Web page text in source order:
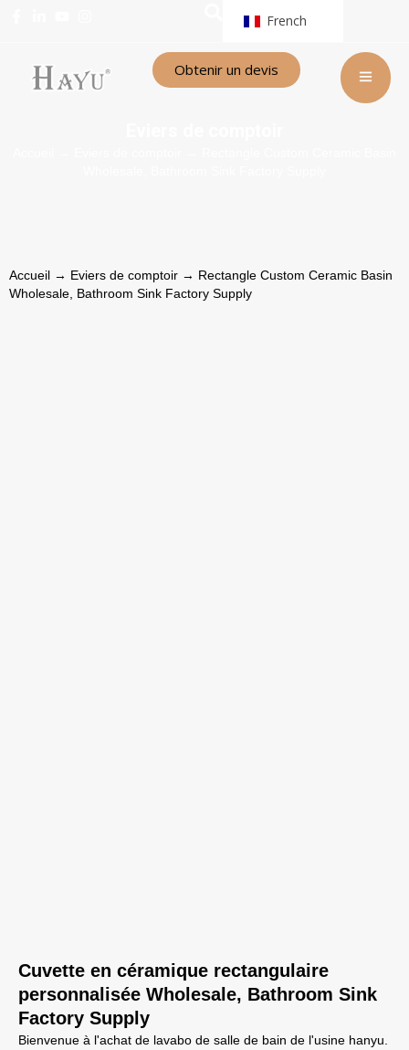
French
Obtenir un devis
Accueil → Eviers de comptoir → Rectangle Custom Ceramic Basin
Wholesale, Bathroom Sink Factory Supply
Cuvette en céramique rectangulaire
personnalisée Wholesale, Bathroom Sink
Factory Supply
Bienvenue à l'achat de lavabo de salle de bain de l'usine hanyu.